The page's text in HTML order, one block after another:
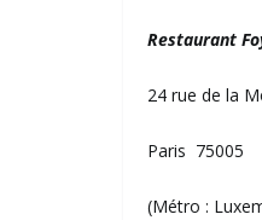
Restaurant
24 rue de la
Paris 75005
(Métro :